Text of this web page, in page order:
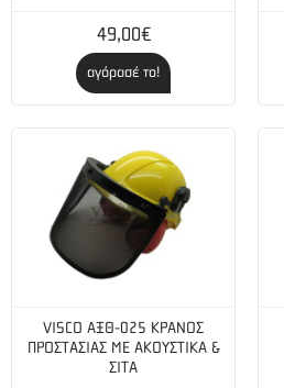
49,00€
αγόρασέ το!
VISCO ΑΞΘ-025 ΚΡΑΝΟΣ
ΠΡΟΣΤΑΣΙΑΣ ΜΕ ΑΚΟΥΣΤΙΚΑ &
ΣΙΤΑ